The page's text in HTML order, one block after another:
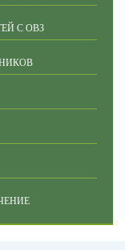
С ОВЗ